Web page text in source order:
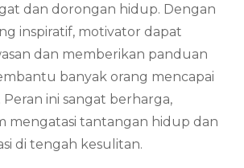
dan dorongan hidup. Dengan
inspiratif, motivator dapat
dan memberikan panduan
banyak orang mencapai
ini sangat berharga,
mengatasi tantangan hidup dan
di tengah kesulitan.